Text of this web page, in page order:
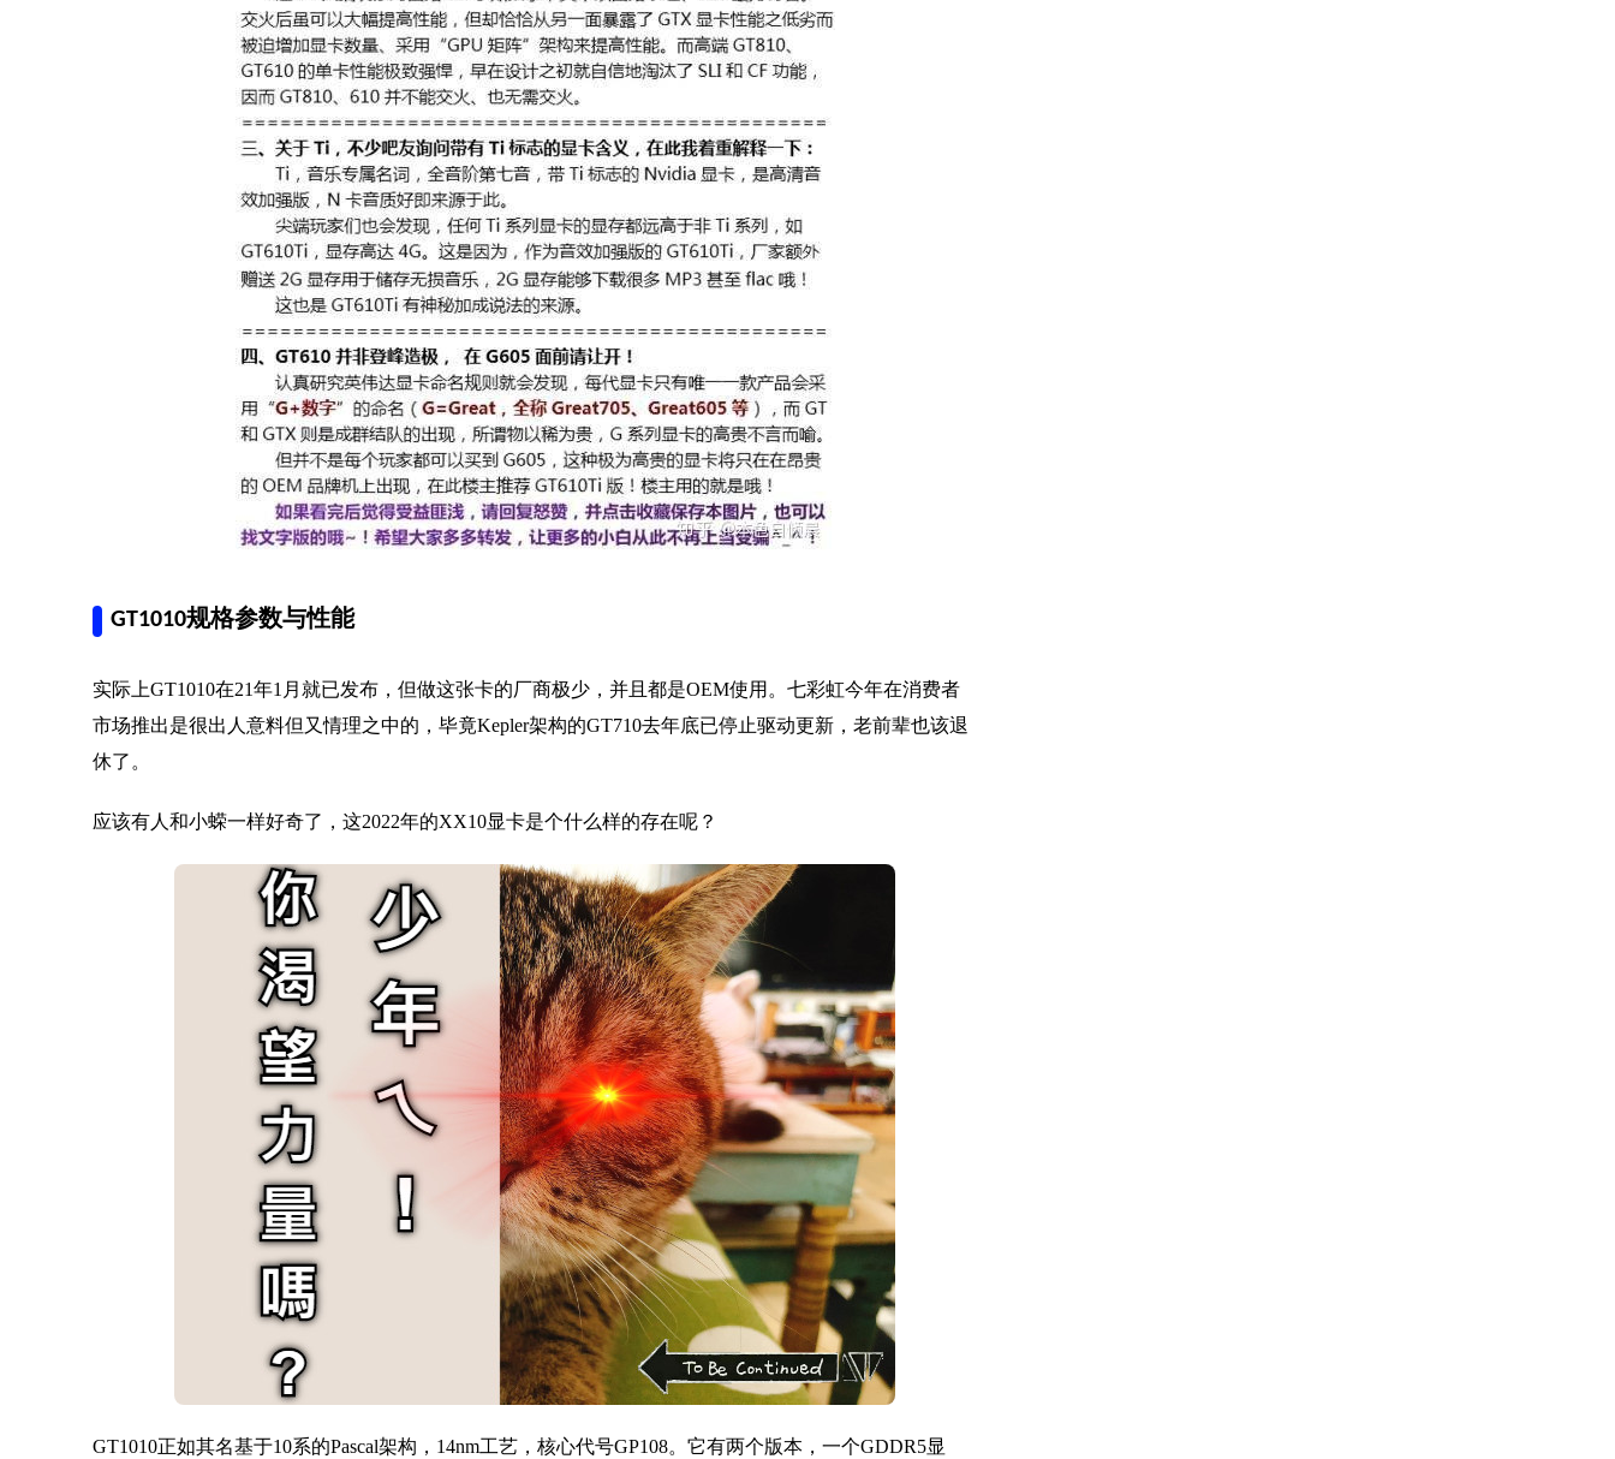
GT1010规格参数与性能
实际上GT1010在21年1月就已发布，但做这张卡的厂商极少，并且都是OEM使用。七彩虹今年在消费者
市场推出是很出人意料但又情理之中的，毕竟Kepler架构的GT710去年底已停止驱动更新，老前辈也该退
休了。
应该有人和小蝾一样好奇了，这2022年的XX10显卡是个什么样的存在呢？
GT1010正如其名基于10系的Pascal架构，14nm工艺，核心代号GP108。它有两个版本，一个GDDR5显